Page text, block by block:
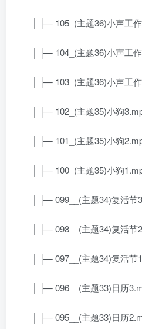
│ ├─ 105_(主题36)小声工
│ ├─ 104_(主题36)小声工
│ ├─ 103_(主题36)小声工
│ ├─ 102_(主题35)小狗
│ ├─ 101_(主题35)小狗
│ ├─ 100_(主题35)小狗
│ ├─ 099__(主题34)复活
│ ├─ 098__(主题34)复活节
│ ├─ 097__(主题34)复活节
│ ├─ 096__(主题33)日历
│ ├─ 095__(主题33)日历